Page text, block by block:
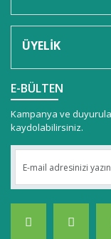
ÜYELİK
E-BÜLTEN
Kampanya ve
kaydolabilirsiniz.